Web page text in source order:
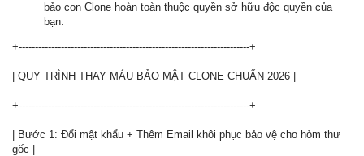
bảo con Clone hoàn toàn thuộc quyền sở hữu độc quyền của
bạn.
+-----------------------------------------------------------------------+
| QUY TRÌNH THAY MÁU BẢO MẬT CLONE CHUẨN 2026 |
+-----------------------------------------------------------------------+
| Bước 1: Đổi mật khẩu + Thêm Email khôi phục bảo vệ cho hòm thư
gốc |